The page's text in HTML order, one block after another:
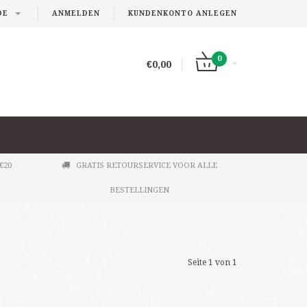
ANMELDEN KUNDENKONTO ANLEGEN
€0,00
0
GRATIS RETOURSERVICE VOOR ALLE
BESTELLINGEN
Seite 1 von 1